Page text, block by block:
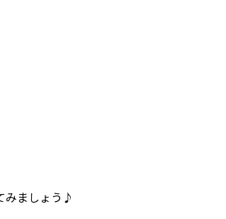
みましょう♪